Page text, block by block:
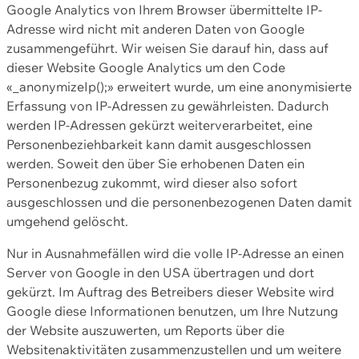
Google Analytics von Ihrem Browser übermittelte IP-
Adresse wird nicht mit anderen Daten von Google
zusammengeführt. Wir weisen Sie darauf hin, dass auf
dieser Website Google Analytics um den Code
«_anonymizeIp();» erweitert wurde, um eine anonymisierte
Erfassung von IP-Adressen zu gewährleisten. Dadurch
werden IP-Adressen gekürzt weiterverarbeitet, eine
Personenbeziehbarkeit kann damit ausgeschlossen
werden. Soweit den über Sie erhobenen Daten ein
Personenbezug zukommt, wird dieser also sofort
ausgeschlossen und die personenbezogenen Daten damit
umgehend gelöscht.
Nur in Ausnahmefällen wird die volle IP-Adresse an einen
Server von Google in den USA übertragen und dort
gekürzt. Im Auftrag des Betreibers dieser Website wird
Google diese Informationen benutzen, um Ihre Nutzung
der Website auszuwerten, um Reports über die
Websitenaktivitäten zusammenzustellen und um weitere